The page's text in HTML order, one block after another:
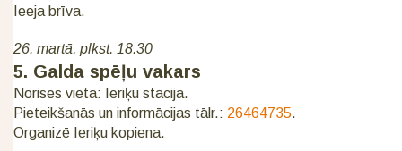
Ieeja brīva.
26. martā, plkst. 18.30
5. Galda spēļu vakars
Norises vieta: Ieriķu stacija.
Pieteikšanās un informācijas tālr.: 26464735.
Organizē Ieriķu kopiena.